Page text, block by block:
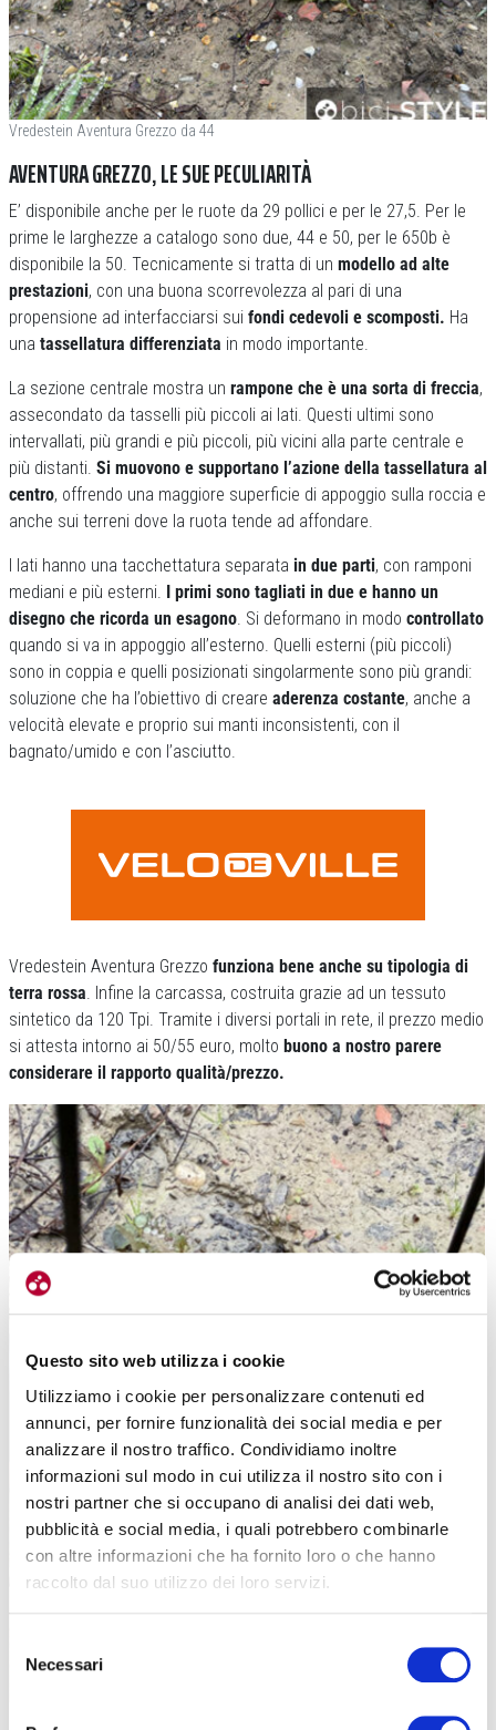
Questo sito web utilizza i cookie
Utilizziamo i cookie per personalizzare contenuti ed
annunci, per fornire funzionalità dei social media e per
analizzare il nostro traffico. Condividiamo inoltre
informazioni sul modo in cui utilizza il nostro sito con i
nostri partner che si occupano di analisi dei dati web,
pubblicità e social media, i quali potrebbero combinarle
con altre informazioni che ha fornito loro o che hanno
raccolto dal suo utilizzo dei loro servizi.
delNecessari
Vredestein Aventura Grezzo da 44
AVENTURA GREZZO, LE SUE PECULIARITÀ
E’ disponibile anche per le ruote da 29 pollici e per le 27,5. Per le
prime le larghezze a catalogo sono due, 44 e 50, per le 650b è
disponibile la 50. Tecnicamente si tratta di un modello ad alte
prestazioni, con una buona scorrevolezza al pari di una
propensione ad interfacciarsi sui fondi cedevoli e scomposti. Ha
una tassellatura differenziata in modo importante.
La sezione centrale mostra un rampone che è una sorta di freccia,
assecondato da tasselli più piccoli ai lati. Questi ultimi sono
intervallati, più grandi e più piccoli, più vicini alla parte centrale e
più distanti. Si muovono e supportano l’azione della tassellatura al
centro, offrendo una maggiore superficie di appoggio sulla roccia e
anche sui terreni dove la ruota tende ad affondare.
I lati hanno una tacchettatura separata in due parti, con ramponi
mediani e più esterni. I primi sono tagliati in due e hanno un
disegno che ricorda un esagono. Si deformano in modo controllato
quando si va in appoggio all’esterno. Quelli esterni (più piccoli)
sono in coppia e quelli posizionati singolarmente sono più grandi:
soluzione che ha l’obiettivo di creare aderenza costante, anche a
velocità elevate e proprio sui manti inconsistenti, con il
bagnato/umido e con l’asciutto.
Vredestein Aventura Grezzo funziona bene anche su tipologia di
terra rossa. Infine la carcassa, costruita grazie ad un tessuto
sintetico da 120 Tpi. Tramite i diversi portali in rete, il prezzo medio
si attesta intorno ai 50/55 euro, molto buono a nostro parere
considerare il rapporto qualità/prezzo.
Provato con un canale interno da 25